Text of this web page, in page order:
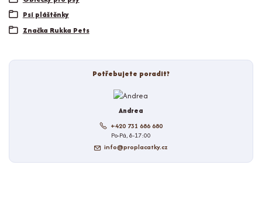
Psí pláštěnky
Značka Rukka Pets
Potřebujete poradit?
Andrea
+420 731 686 680
Po-Pá, 8-17:00
info@proplacatky.cz